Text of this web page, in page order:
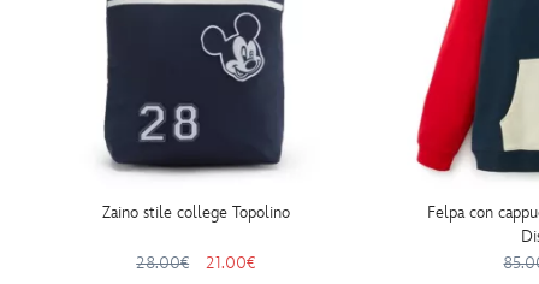
Zaino stile college Topolino
28.00€ 21.00€
Felpa con